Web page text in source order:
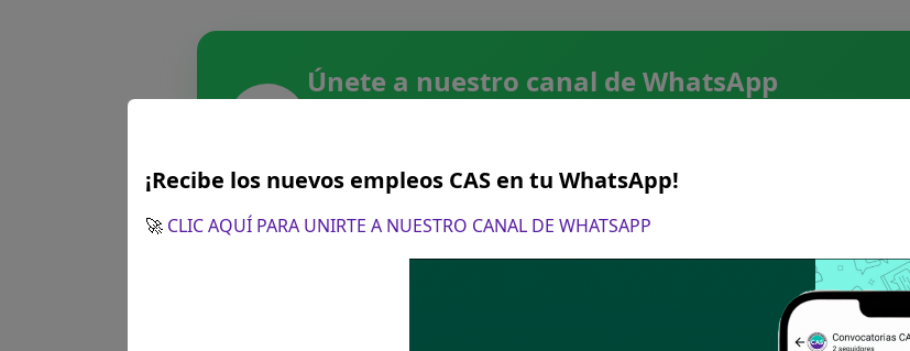
Únete a nuestro canal de WhatsApp
¡Recibe los nuevos empleos CAS en tu WhatsApp!
🚀 CLIC AQUÍ PARA UNIRTE A NUESTRO CANAL DE WHATSAPP